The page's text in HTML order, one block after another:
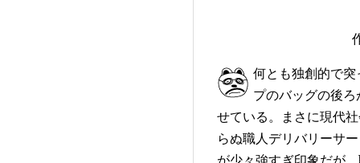
何とも独創的で
プのバッグの後
せている。まさに現代
らぬ職人デリバリーサ